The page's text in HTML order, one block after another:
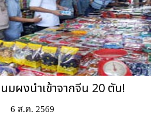
มผงนำเข้าจากจีน 20 ตัน!
6 ส.ค. 2569